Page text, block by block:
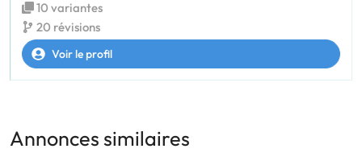
10 variantes
20 révisions
Voir le profil
Annonces similaires